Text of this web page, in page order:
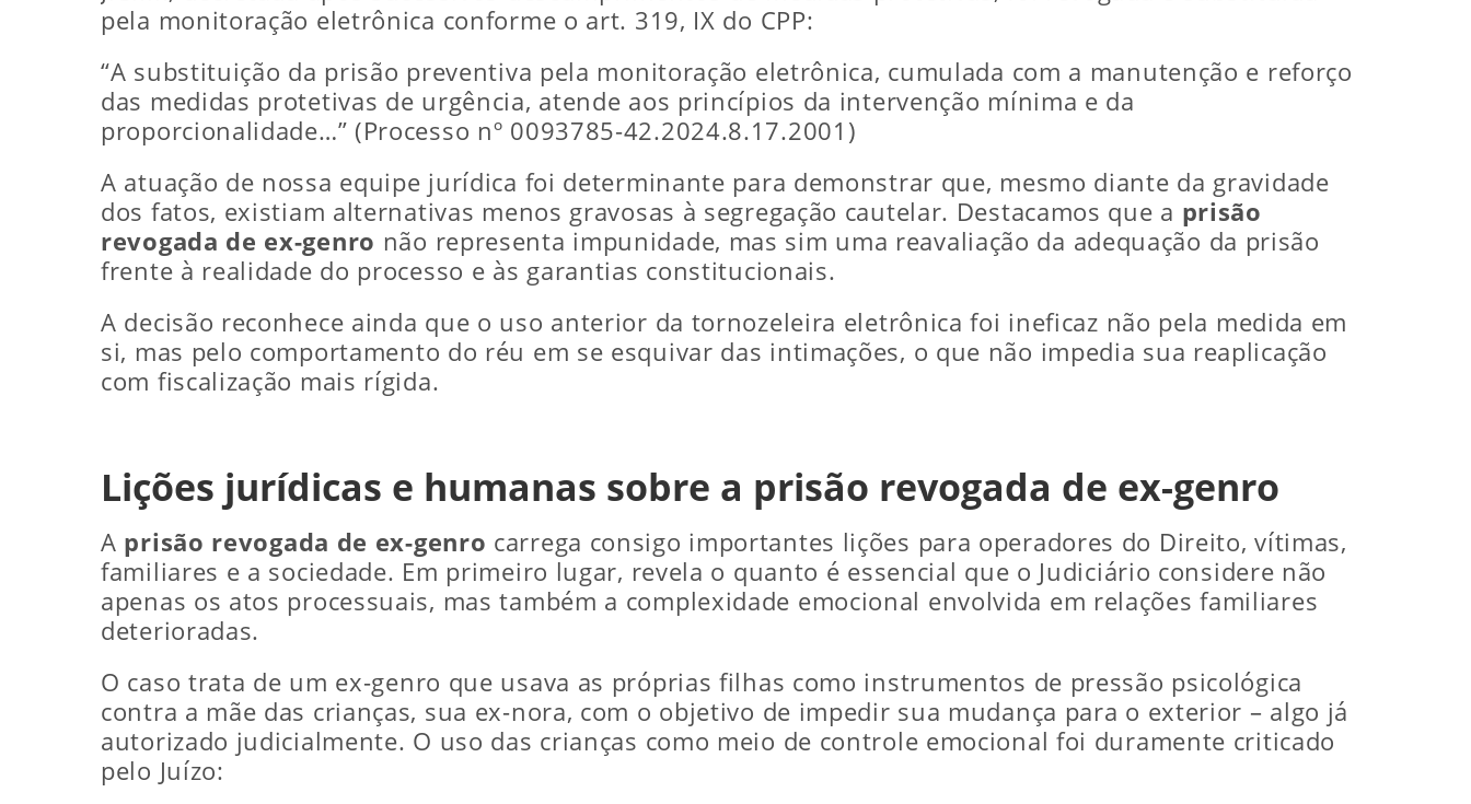
pela monitoração eletrônica conforme o art. 319, IX do CPP:
“A substituição da prisão preventiva pela monitoração eletrônica, cumulada com a manutenção e reforço
das medidas protetivas de urgência, atende aos princípios da intervenção mínima e da
proporcionalidade…” (Processo nº 0093785-42.2024.8.17.2001)
A atuação de nossa equipe jurídica foi determinante para demonstrar que, mesmo diante da gravidade
dos fatos, existiam alternativas menos gravosas à segregação cautelar. Destacamos que a prisão
revogada de ex-genro não representa impunidade, mas sim uma reavaliação da adequação da prisão
frente à realidade do processo e às garantias constitucionais.
A decisão reconhece ainda que o uso anterior da tornozeleira eletrônica foi ineficaz não pela medida em
si, mas pelo comportamento do réu em se esquivar das intimações, o que não impedia sua reaplicação
com fiscalização mais rígida.
Lições jurídicas e humanas sobre a prisão revogada de ex-genro
A prisão revogada de ex-genro carrega consigo importantes lições para operadores do Direito, vítimas,
familiares e a sociedade. Em primeiro lugar, revela o quanto é essencial que o Judiciário considere não
apenas os atos processuais, mas também a complexidade emocional envolvida em relações familiares
deterioradas.
O caso trata de um ex-genro que usava as próprias filhas como instrumentos de pressão psicológica
contra a mãe das crianças, sua ex-nora, com o objetivo de impedir sua mudança para o exterior – algo já
autorizado judicialmente. O uso das crianças como meio de controle emocional foi duramente criticado
pelo Juízo: